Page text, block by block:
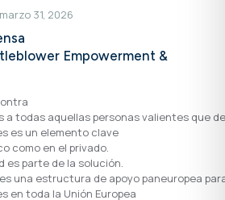
marzo 31, 2026
Empowerment &
a todas aquellas personas valientes que
es un elemento clave
como en el privado.
es parte de la solución.
una estructura de apoyo paneuropea
en toda la Unión Europea